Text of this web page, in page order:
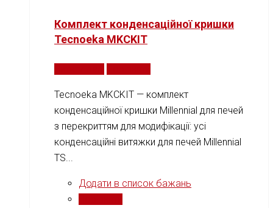
Комплект конденсаційної кришки
Tecnoeka MKCKIT
Tecnoeka MKCKIT — комплект
конденсаційної кришки Millennial для печей
з перекриттям для модифікації: усі
конденсаційні витяжки для печей Millennial
TS...
Додати в список бажань